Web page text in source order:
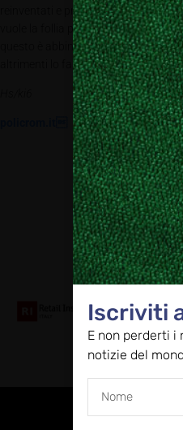
reinventati e presentati in altra
vuole la follia per intraprendere
questo è abbinato a un grande
altrimenti lo farebbero tutti!
Iscriviti
E non perderti
notizie del